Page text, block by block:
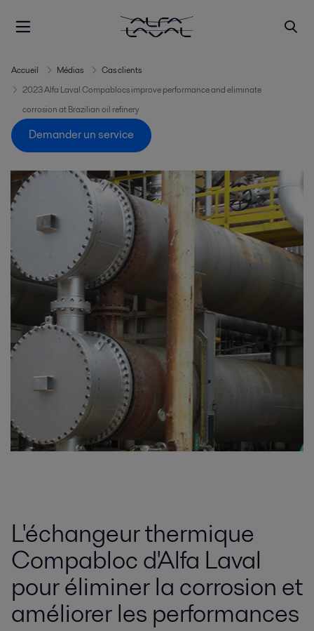
Accueil Médias
Cas clients
2023 Alfa Laval Compablocs improve performance and eliminate
corrosion at Brazilian oil refinery
Demander un service
L'échangeur thermique
Compabloc d'Alfa Laval
pour éliminer la corrosion et
améliorer les performances